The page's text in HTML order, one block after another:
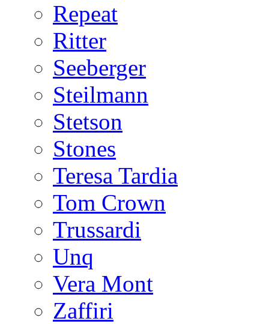
Repeat
Ritter
Seeberger
Steilmann
Stetson
Stones
Teresa Tardia
Tom Crown
Trussardi
Unq
Vera Mont
Zaffiri